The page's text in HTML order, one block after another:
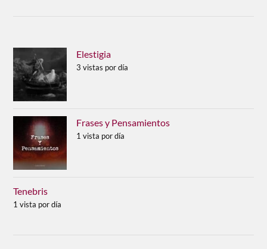
Elestigia
3 vistas por día
Frases y Pensamientos
1 vista por día
Tenebris
1 vista por día